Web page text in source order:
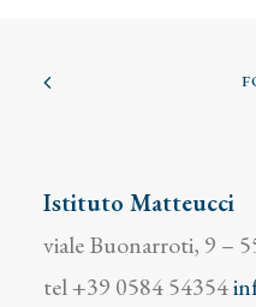
Istituto Matteucci
viale Buonarroti, 9 –
tel +39 0584 54354